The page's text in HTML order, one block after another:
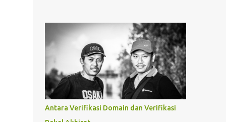
menjadikan saya sangat bergantung
dengan Komputer. Tak hanya itu, sebagai
seorang yang memiliki hobby fotografi ,
komputer juga saya gunakan untuk
mengolah foto dan mempublishnya ke
social media yang saya miliki,
memindahkan foto dari kamera DSLR
Antara Verifikasi Domain dan Verifikasi